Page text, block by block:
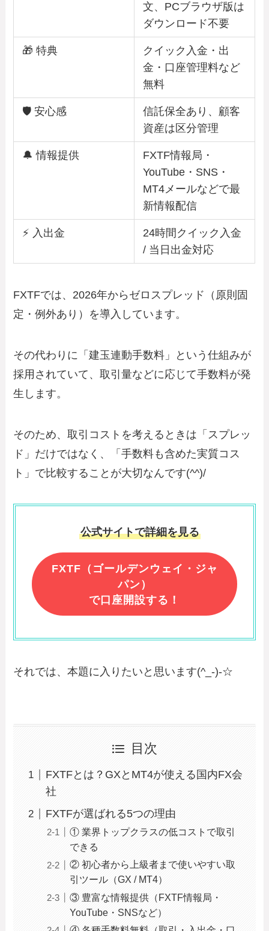
文、PCブラウザ版は
ダウンロード不要
🎁 特典
クイック入金・出
金・口座管理料など
無料
🛡️ 安心感
信託保全あり、顧客
資産は区分管理
🔔 情報提供
FXTF情報局・
YouTube・SNS・
MT4メールなどで最
新情報配信
⚡ 入出金
24時間クイック入金
/ 当日出金対応
FXTFでは、2026年からゼロスプレッド（原則固
定・例外あり）を導入しています。
その代わりに「建玉連動手数料」という仕組みが
採用されていて、取引量などに応じて手数料が発
生します。
そのため、取引コストを考えるときは「スプレッ
ド」だけではなく、「手数料も含めた実質コス
ト」で比較することが大切なんです(^^)/
公式サイトで詳細を見る
FXTF（ゴールデンウェイ・ジャ
パン）
で口座開設する！
それでは、本題に入りたいと思います(^_-)-☆
目次
FXTFとは？GXとMT4が使える国内FX会
社
FXTFが選ばれる5つの理由
① 業界トップクラスの低コストで取引
できる
② 初心者から上級者まで使いやすい取
引ツール（GX / MT4）
③ 豊富な情報提供（FXTF情報局・
YouTube・SNSなど）